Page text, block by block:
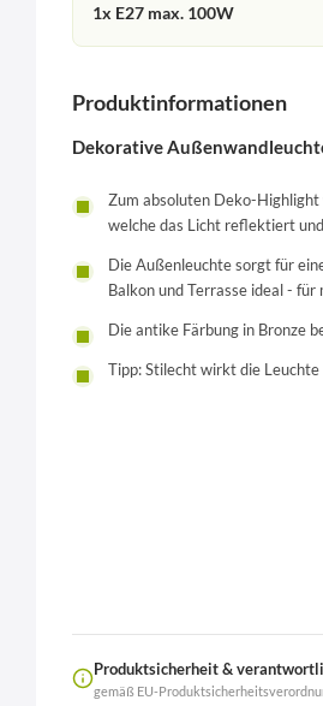
1x E27 max. 100W
Produktinformationen
Dekorative
Zum absoluten Deko-
welche das Licht reflektiert
Die Außenleuchte sorgt für
Balkon und Terrasse ideal -
Die antike Färbung in Bronze
Tipp: Stilecht wirkt die
Produktsicherheit &
gemäß EU-